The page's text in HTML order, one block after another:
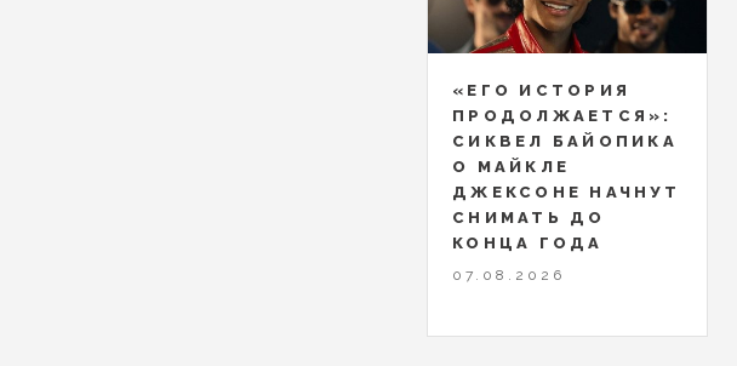
«ЕГО ИСТОРИЯ
ПРОДОЛЖАЕТСЯ»:
СИКВЕЛ БАЙОПИКА
О МАЙКЛЕ
ДЖЕКСОНЕ НАЧНУТ
СНИМАТЬ ДО
КОНЦА ГОДА
07.08.2026